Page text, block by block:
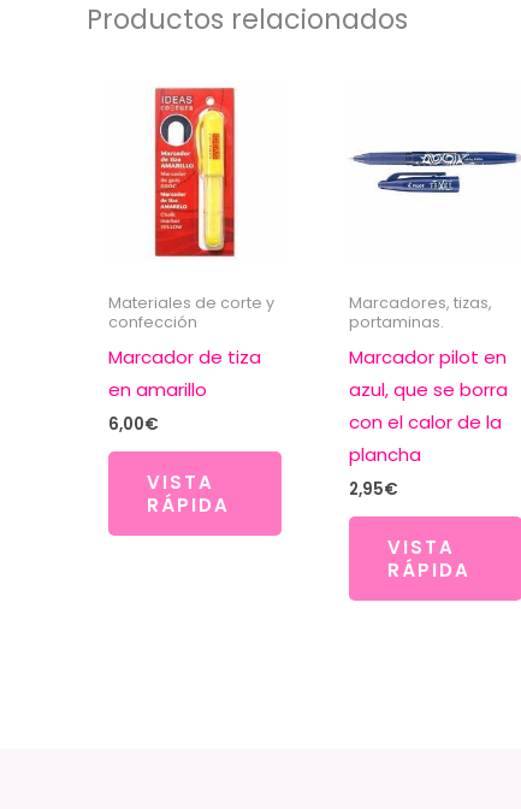
Productos relacionados
Materiales de corte y
confección
Marcador de tiza
en amarillo
6,00€
VISTA
RÁPIDA
Marcadores, tizas,
portaminas.
Marcador pilot en
azul, que se borra
con el calor de la
plancha
2,95€
VISTA
RÁPIDA